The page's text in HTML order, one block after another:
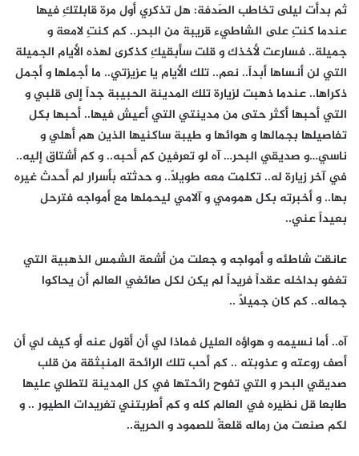
ثم بدأت ليلى تخاطب الصَدفة: هل تذكري أول مرة قابلتكِ فيها
عندما كنتِ على الشاطيء قريبة من البحر.. كم كنتِ لامعة و
جميلة.. فسارعت لأخذك و قلت سأبقيكِ كذكرى لهذه الأيام الجميلة
التي لن أنساها أبداً.. نعم.. تلك الأيام يا عزيزتي.. ما أجملها و أجمل
ذكراها.. عندما ذهبت لزيارة تلك المدينة الحبيبة جداً إلى قلبي و
التي أحبها أكثر حتى من مدينتي التي أعيش فيها.. أحبها بكل
تفاصيلها بجمالها و هوائها و طيبة ساكنيها الذين هم أهلي و
ناسي…و صديقي البحر… آه لو تعرفين كم أحبه.. و كم أشتاق إليه..
في آخر زيارة له.. تكلمت معه طويلاً.. و حدثته بأسرار لم أحدث غيره
بها.. و أخبرته بكل همومي و آلامي ليحملها مع أمواجه فترحل
بعيداً عني..
عانقت شاطئه و أمواجه و جعلت من أشعة الشمس الذهبية التي
تغفو بداخله عقداً فريداً لم يكن لكل صائغي العالم أن يحاكوا
جماله.. كم كان جميلاً ..
آه.. أما نسيمه و هواؤه العليل فماذا لي أن أقول عنه أو كيف لي أن
أصف روعته و عذوبته .. كم أحب تلك الرائحة المنبثقة من قلب
صديقي البحر و التي تفوح رائحتها في كل المدينة لتطلي عليها
طابعا قل نظيره في العالم كله و كم أطربتني تغريدات الطيور .. و
لكم صنعت من رماله قلعةً للصمود و الحرية..